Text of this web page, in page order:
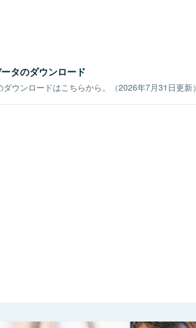
タのダウンロード
ウンロードはこちらから。（2026年7月31日更新）